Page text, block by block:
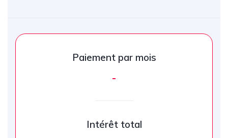
Paiement par mois
-
Intérêt total